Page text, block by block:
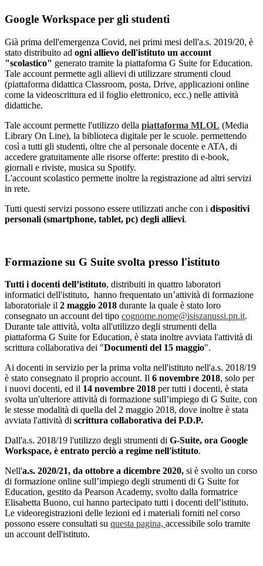
Google Workspace per gli studenti
Già prima dell'emergenza Covid, nei primi mesi dell'a.s. 2019/20, è
stato distribuito ad ogni allievo dell'istituto un account
"scolastico" generato tramite la piattaforma G Suite for Education.
Tale account permette agli allievi di utilizzare strumenti cloud
(piattaforma didattica Classroom, posta, Drive, applicazioni online
come la videoscrittura ed il foglio elettronico, ecc.) nelle attività
didattiche.
Tale account permette l'utilizzo della piattaforma MLOL (Media
Library On Line), la biblioteca digitale per le scuole. permettendo
così a tutti gli studenti, oltre che al personale docente e ATA, di
accedere gratuitamente alle risorse offerte: prestito di e-book,
giornali e riviste, musica su Spotify.
L'account scolastico permette inoltre la registrazione ad altri servizi
in rete.
Tutti questi servizi possono essere utilizzati anche con i dispositivi
personali (smartphone, tablet, pc) degli allievi.
Formazione su G Suite svolta presso l'istituto
Tutti i docenti dell’istituto, distribuiti in quattro laboratori
informatici dell'istituto, hanno frequentato un’attività di formazione
laboratoriale il 2 maggio 2018 durante la quale è stato loro
consegnato un account del tipo cognome.nome@isiszanussi.pn.it.
Durante tale attività, volta all'utilizzo degli strumenti della
piattaforma G Suite for Education, è stata inoltre avviata l'attività di
scrittura collaborativa dei "Documenti del 15 maggio".
Ai docenti in servizio per la prima volta nell'istituto nell'a.s. 2018/19
è stato consegnato il proprio account. Il 6 novembre 2018, solo per
i nuovi docenti, ed il 14 novembre 2018 per tutti i docenti, è stata
svolta un'ulteriore attività di formazione sull’impiego di G Suite, con
le stesse modalità di quella del 2 maggio 2018, dove inoltre è stata
avviata l'attività di scrittura collaborativa dei P.D.P.
Dall'a.s. 2018/19 l'utilizzo degli strumenti di G-Suite, ora Google
Workspace, è entrato perciò a regime nell'istituto.
Nell'a.s. 2020/21, da ottobre a dicembre 2020, si è svolto un corso
di formazione online sull’impiego degli strumenti di G Suite for
Education, gestito da Pearson Academy, svolto dalla formatrice
Elisabetta Buono, cui hanno partecipato tutti i docenti dell’istituto.
Le videoregistrazioni delle lezioni ed i materiali forniti nel corso
possono essere consultati su questa pagina, accessibile solo tramite
un account dell'istituto.